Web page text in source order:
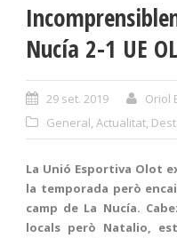
Nucía 2-1 UE
29 set. 2019
Oriol
General, Actualitat,
La Unió Esportiva Olot
la temporada però
camp de La Nucía.
locals però Natalio,